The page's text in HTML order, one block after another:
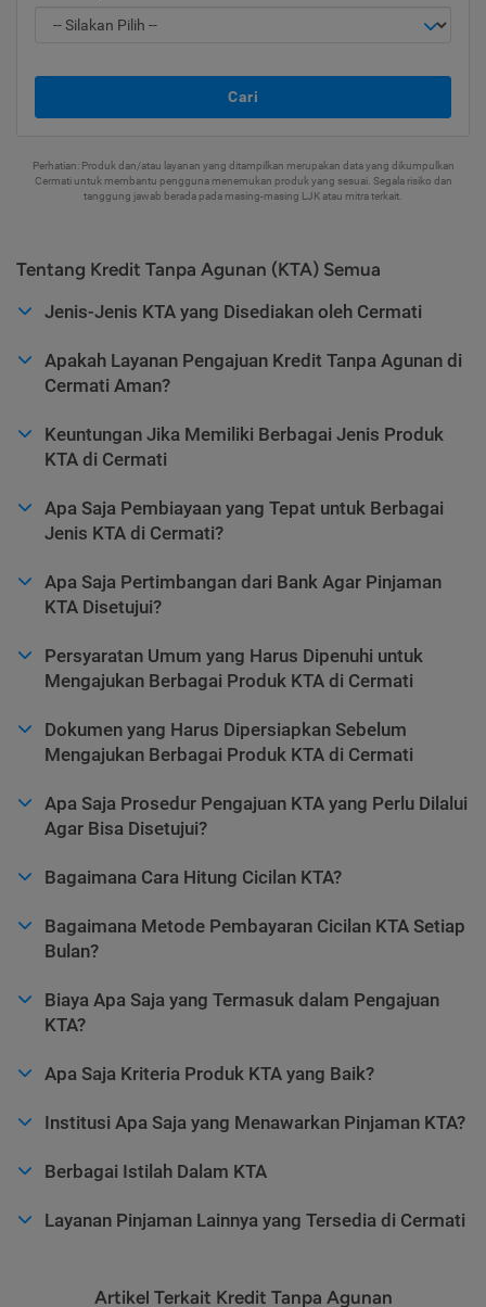
Cari
Perhatian: Produk dan/atau layanan yang ditampilkan merupakan data yang dikumpulkan
Cermati untuk membantu pengguna menemukan produk yang sesuai. Segala risiko dan
tanggung jawab berada pada masing-masing LJK atau mitra terkait.
Tentang Kredit Tanpa Agunan (KTA) Semua
Jenis-Jenis KTA yang Disediakan oleh Cermati
Apakah Layanan Pengajuan Kredit Tanpa Agunan di
Cermati Aman?
Keuntungan Jika Memiliki Berbagai Jenis Produk
KTA di Cermati
Apa Saja Pembiayaan yang Tepat untuk Berbagai
Jenis KTA di Cermati?
Apa Saja Pertimbangan dari Bank Agar Pinjaman
KTA Disetujui?
Persyaratan Umum yang Harus Dipenuhi untuk
Mengajukan Berbagai Produk KTA di Cermati
Dokumen yang Harus Dipersiapkan Sebelum
Mengajukan Berbagai Produk KTA di Cermati
Apa Saja Prosedur Pengajuan KTA yang Perlu Dilalui
Agar Bisa Disetujui?
Bagaimana Cara Hitung Cicilan KTA?
Bagaimana Metode Pembayaran Cicilan KTA Setiap
Bulan?
Biaya Apa Saja yang Termasuk dalam Pengajuan
KTA?
Apa Saja Kriteria Produk KTA yang Baik?
Institusi Apa Saja yang Menawarkan Pinjaman KTA?
Berbagai Istilah Dalam KTA
Layanan Pinjaman Lainnya yang Tersedia di Cermati
Artikel Terkait Kredit Tanpa Agunan